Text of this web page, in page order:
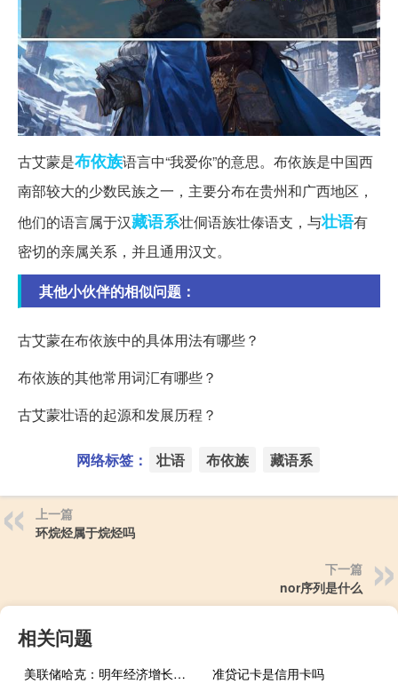
古艾蒙是布依族语言中“我爱你”的意思。布依族是中国西
南部较大的少数民族之一，主要分布在贵州和广西地区，
他们的语言属于汉藏语系壮侗语族壮傣语支，与壮语有
密切的亲属关系，并且通用汉文。
其他小伙伴的相似问题：
古艾蒙在布依族中的具体用法有哪些？
布依族的其他常用词汇有哪些？
古艾蒙壮语的起源和发展历程？
网络标签： 壮语 布依族 藏语系
上一篇
环烷烃属于烷烃吗
下一篇
nor序列是什么
相关问题
美联储哈克：明年经济增长将放缓但不预计出现衰退
准贷记卡是信用卡吗